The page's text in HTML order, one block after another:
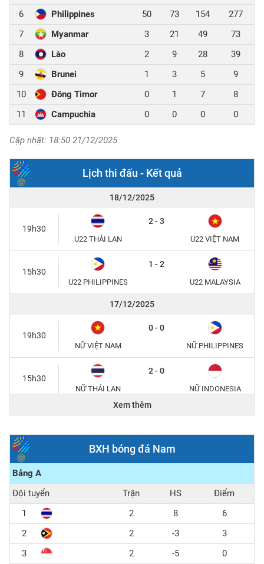
6
Philippines 50 73 154
277
7
Myanmar 3 21 49
73
8
Lào 2 9 28
39
9
Brunei 1 3 5
9
10
Đông Timor 0 1 7
8
11
Campuchia 0 0 0 0
Cập nhật: 18:50 21/12/2025
Lịch thi đấu - Kết quả
18/12/2025
19h30
U22 THÁI LAN
2 - 3
U22 VIỆT NAM
15h30
U22 PHILIPPINES
1 - 2
U22 MALAYSIA
17/12/2025
19h30
NỮ VIỆT NAM
0 - 0
NỮ PHILIPPINES
15h30
NỮ THÁI LAN
2 - 0
NỮ INDONESIA
15/12/2025
20h00
U22 THÁI LAN
1 - 0
15h30
U22 PHILIPPINES
Xem thêm
BXH bóng đá Nam
Bảng A
Đội tuyển
Trận HS
Điểm
1
2 8
6
2
2 -3
3
3
2 -5
0